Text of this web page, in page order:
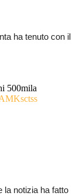
ha tenuto con il
500mila
la notizia ha fatto